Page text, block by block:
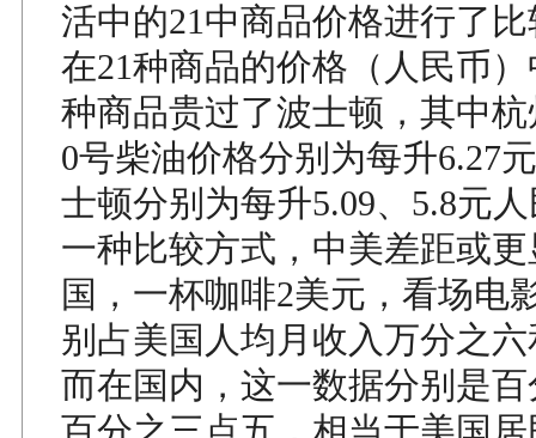
活中的21中商品价格进行了
在21种商品的价格（人民币
种商品贵过了波士顿，其中
0号柴油价格分别为每升6.27
士顿分别为每升5.09、5.8元
一种比较方式，中美差距或
国，一杯咖啡2美元，看场电
别占美国人均月收入万分之
而在国内，这一数据分别是